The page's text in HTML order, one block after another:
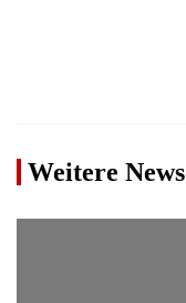
Weitere News